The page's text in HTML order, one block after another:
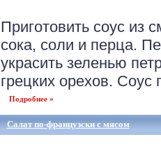
Приготовить соус из
сока, соли и перца.
украсить зеленью
грецких орехов. Соус
Подробнее »
Салат по-французски с мясом